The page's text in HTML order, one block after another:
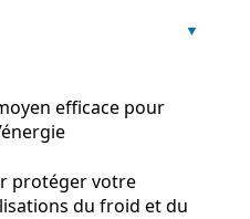
efficace pour
protéger votre
du froid et du